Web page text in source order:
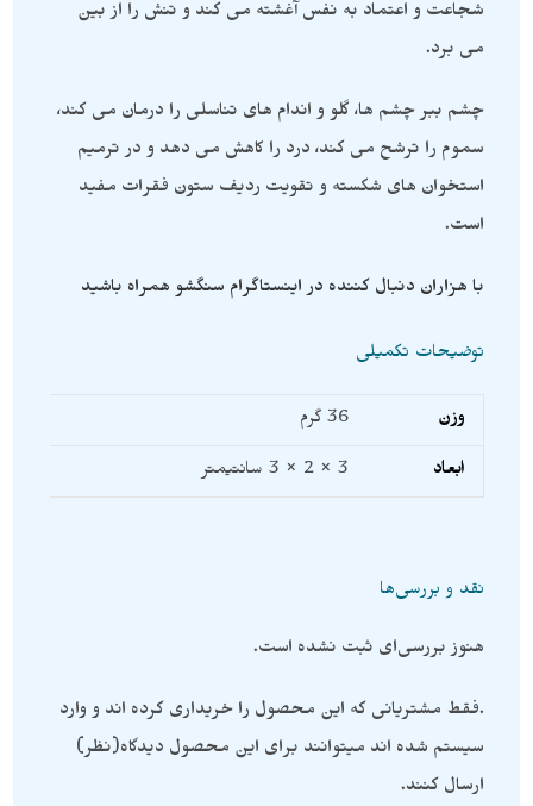
شجاعت و اعتماد به نفس آغشته می کند و تنش را از بین
می برد.
چشم ببر چشم ها، گلو و اندام های تناسلی را درمان می کند،
سموم را ترشح می کند، درد را کاهش می دهد و در ترمیم
استخوان های شکسته و تقویت ردیف ستون فقرات مفید
است.
با هزاران دنبال کننده در اینستاگرام سنگشو همراه باشید
توضیحات تکمیلی
وزن 36 گرم
ابعاد 3 × 2 × 3 سانتیمتر
نقد و بررسی‌ها
هنوز بررسی‌ای ثبت نشده است.
.فقط مشتریانی که این محصول را خریداری کرده اند و وارد
سیستم شده اند میتوانند برای این محصول دیدگاه(نظر)
ارسال کنند.